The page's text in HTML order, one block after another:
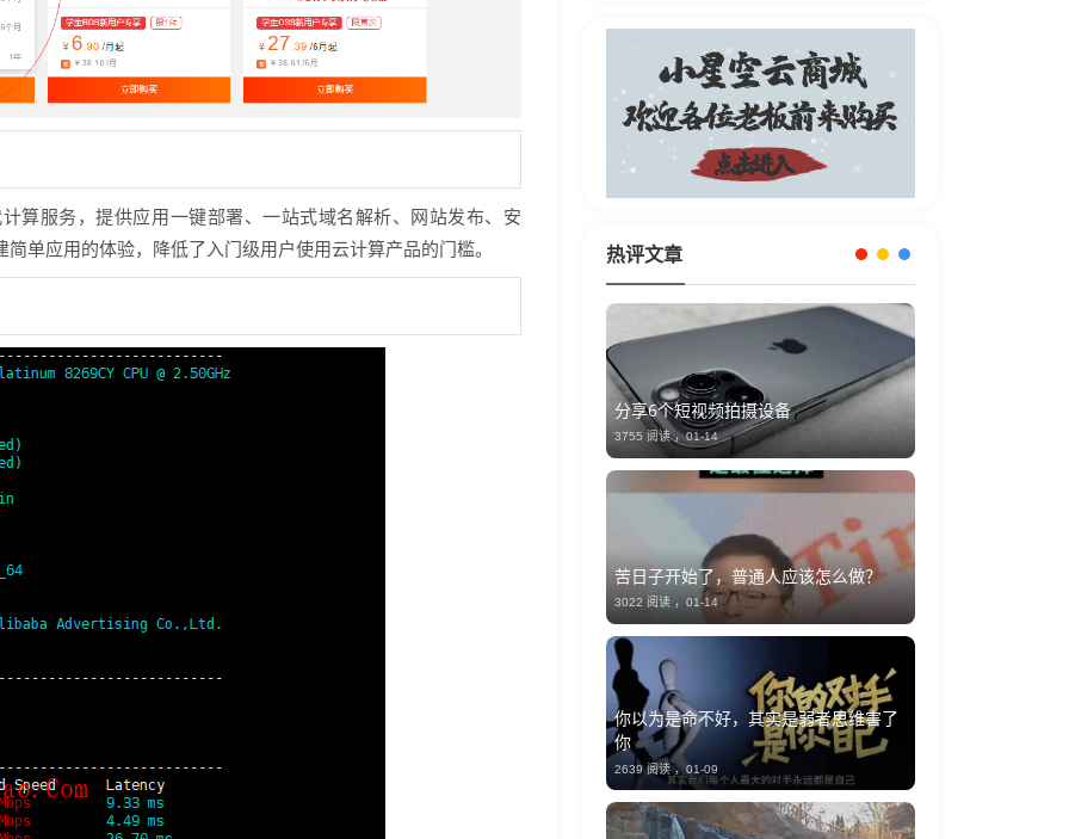
算服务，提供应用一键部署、一站式域名解析、网站发布、安
单应用的体验，降低了入门级用户使用云计算产品的门槛。
热评文章
分享6个短视频拍摄设备
3755 阅读 ，01-14
苦日子开始了，普通人应该怎么做？
3022 阅读 ，01-14
你以为是命不好，其实是弱者思维害了
你
2639 阅读 ，01-09